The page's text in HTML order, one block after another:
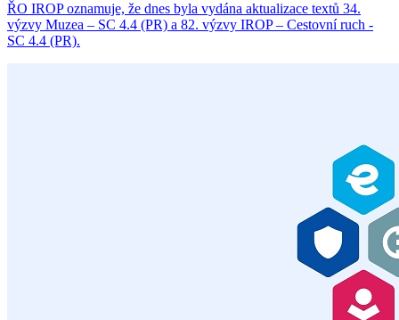
ŘO IROP oznamuje, že dnes byla vydána aktualizace textů 34.
výzvy Muzea – SC 4.4 (PR) a 82. výzvy IROP – Cestovní ruch -
SC 4.4 (PR).